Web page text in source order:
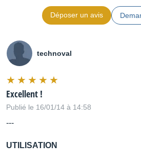
Déposer un avis
technoval
Excellent !
Publié le 16/01/14 à 14:58
---
UTILISATION